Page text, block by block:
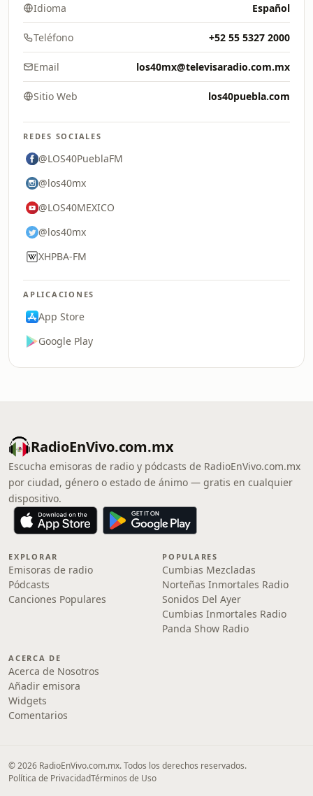
Idioma Español
Teléfono +52 55 5327 2000
Email los40mx@televisaradio.com.mx
Sitio Web los40puebla.com
REDES SOCIALES
@LOS40PueblaFM
@los40mx
@LOS40MEXICO
@los40mx
XHPBA-FM
APLICACIONES
App Store
Google Play
RadioEnVivo.com.mx
Escucha emisoras de radio y pódcasts de RadioEnVivo.com.mx
por ciudad, género o estado de ánimo — gratis en cualquier
dispositivo.
EXPLORAR
Emisoras de radio
Pódcasts
Canciones Populares
POPULARES
Cumbias Mezcladas
Norteñas Inmortales Radio
Sonidos Del Ayer
Cumbias Inmortales Radio
Panda Show Radio
ACERCA DE
Acerca de Nosotros
Añadir emisora
Widgets
Comentarios
© 2026 RadioEnVivo.com.mx. Todos los derechos reservados.
Política de PrivacidadTérminos de Uso